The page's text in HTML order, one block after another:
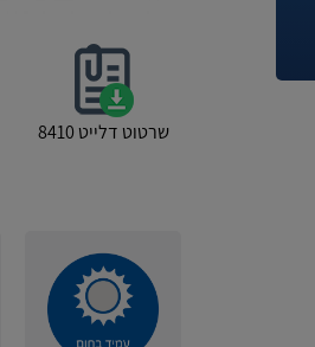
שרטוט דלייט 8410